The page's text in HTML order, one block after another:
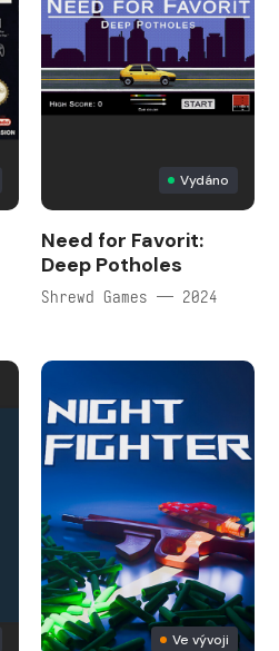
Vydáno
Need for Favorit:
Deep Potholes
Shrewd Games — 2024
Ve vývoji